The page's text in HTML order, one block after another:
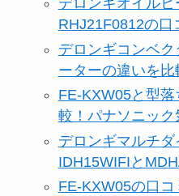
デロンギオイル
RHJ21F0812の口
デロンギコンベ
ーターの違いを比
FE-KXW05と型
較！パナソニッ
デロンギマルチ
IDH15WIFIと
FE-KXW05の口